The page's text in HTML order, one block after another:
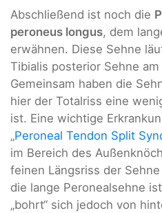
Abschließend ist noch die
peroneus longus, dem
erwähnen. Diese Sehne
Tibialis posterior Sehne
Gemeinsam haben die
hier der Totalriss eine
ist. Eine wichtige
„Peroneal Tendon Split
im Bereich des
feinen Längsriss der
die lange Peronealsehne
„bohrt“ sich jedoch von